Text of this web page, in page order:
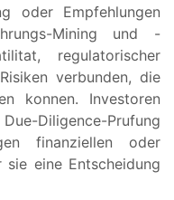
oder Empfehlungen
Mining und -
regulatorischer
verbunden, die
konnen. Investoren
Diligence-Prufung
finanziellen oder
eine Entscheidung